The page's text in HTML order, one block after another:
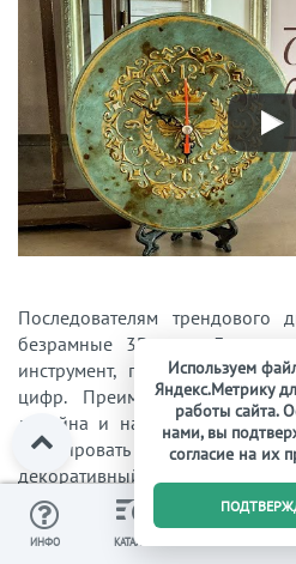
Последователям трендового
безрамные 3D-часы. Для
инструмент, главное – точно
цифр. Преимущество их не
дизайна и напыления, но и
регулировать самостоятельно.
декоративный предмет
узкую стену.
ИНФО КАТАЛОГ
0
Используем
Яндекс.Метрику
работы сайта.
нами, вы
согласие на их